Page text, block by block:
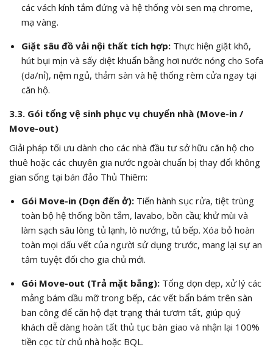
các vách kính tắm đứng và hệ thống vòi sen mạ chrome,
mạ vàng.
Giặt sâu đồ vải nội thất tích hợp:Thực hiện giặt khô,
hút bụi mịn và sấy diệt khuẩn bằng hơi nước nóng cho Sofa
(da/nỉ), nệm ngủ, thảm sàn và hệ thống rèm cửa ngay tại
căn hộ.
3.3. Gói tổng vệ sinh phục vụ chuyển nhà (Move-in /
Move-out)
Giải pháp tối ưu dành cho các nhà đầu tư sở hữu căn hộ cho
thuê hoặc các chuyên gia nước ngoài chuẩn bị thay đổi không
gian sống tại bán đảo Thủ Thiêm:
Gói Move-in (Dọn đến ở):Tiến hành sục rửa, tiệt trùng
toàn bộ hệ thống bồn tắm, lavabo, bồn cầu; khử mùi và
làm sạch sâu lòng tủ lạnh, lò nướng, tủ bếp. Xóa bỏ hoàn
toàn mọi dấu vết của người sử dụng trước, mang lại sự an
tâm tuyệt đối cho gia chủ mới.
Gói Move-out (Trả mặt bằng):Tổng dọn dẹp, xử lý các
mảng bám dầu mỡ trong bếp, các vết bẩn bám trên sàn
ban công để căn hộ đạt trạng thái tươm tất, giúp quý
khách dễ dàng hoàn tất thủ tục bàn giao và nhận lại 100%
tiền cọc từ chủ nhà hoặc BQL.